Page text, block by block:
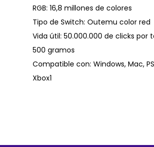
RGB: 16,8 millones de colores
Tipo de Switch: Outemu color red
Vida útil: 50.000.000 de clicks por
500 gramos
Compatible con: Windows, Mac,
Xbox1